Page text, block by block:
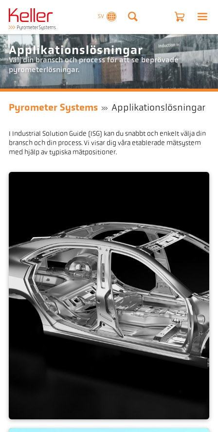
SV
Applikationslösningar
Välj din bransch och process för att se beprövade
pyrometerlösningar.
Pyrometer Systems Applikationslösningar
I Industrial Solution Guide (ISG) kan du snabbt och enkelt välja din
bransch och din process. Vi visar dig våra etablerade mätsystem
med hjälp av typiska mätpositioner.